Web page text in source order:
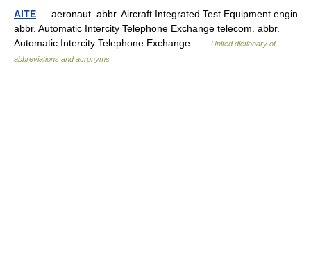
AITE — aeronaut. abbr. Aircraft Integrated Test Equipment engin.
abbr. Automatic Intercity Telephone Exchange telecom. abbr.
Automatic Intercity Telephone Exchange …
United dictionary of
abbreviations and acronyms